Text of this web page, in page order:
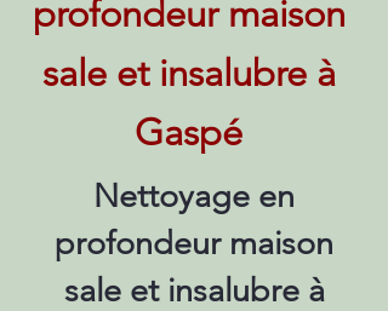
profondeur maison
sale et insalubre à
Gaspé
Nettoyage en
profondeur maison
sale et insalubre à